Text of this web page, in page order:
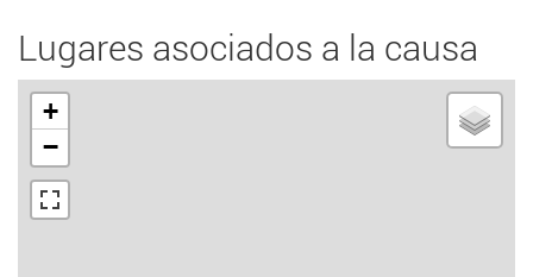
Lugares asociados a la causa
+
−